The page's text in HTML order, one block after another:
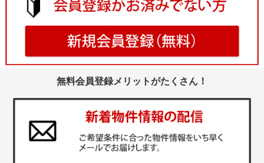
無料会員登録メリットがたくさん！